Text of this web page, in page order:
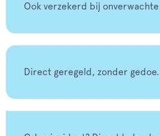
Ook verzekerd bij
Direct geregeld, zonder gedoe.